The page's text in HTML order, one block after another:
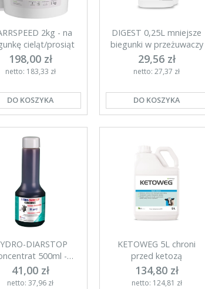
2kg - na
cieląt/prosiąt
198,00 zł
netto: 183,33 zł
DO KOSZYKA
DIGEST 0,25L mniejsze
biegunki w przeżuwaczy
29,56 zł
netto: 27,37 zł
DO KOSZYKA
DIARSTOP
500ml -
dla cieląt
41,00 zł
netto: 37,96 zł
KETOWEG 5L chroni
przed ketozą
134,80 zł
netto: 124,81 zł